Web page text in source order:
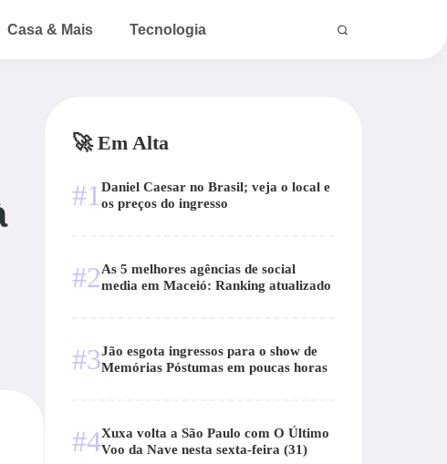
Casa & Mais Tecnologia
🚀 Em Alta
#1 Daniel Caesar no Brasil; veja o local e
os preços do ingresso
#2As 5 melhores agências de social
media em Maceió: Ranking atualizado
#3Jão esgota ingressos para o show de
Memórias Póstumas em poucas horas
#4Xuxa volta a São Paulo com O Último
Voo da Nave nesta sexta-feira (31)